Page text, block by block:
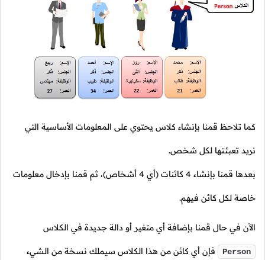
كما تلاحظ قمنا بإنشاء كلاس يحتوي على المعلومات الأساسية التي
نريد تعبئتها لكل شخص.
بعدها قمنا بإنشاء 4 كائنات (أي 4 أشخاص)، ثم قمنا بإدخال معلومات
خاصة لكل كائن فيهم.
الآن في حال قمنا بإضافة أي متغير أو دالة جديدة في الكلاس
Person فإن أي كائن من هذا الكلاس سيملك نسخة من الشيء